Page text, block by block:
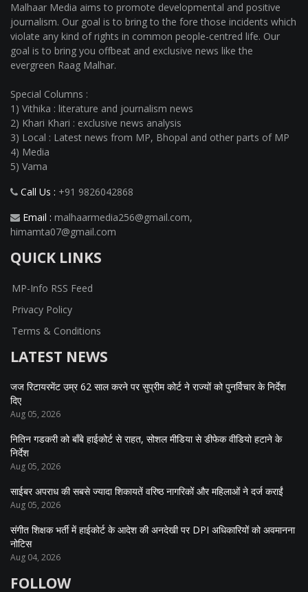
Malhaar Media aims to promote developmental and positive
journalism. Our goal is to bring to the fore those incidents which
violate any kind of rights in common people-centred life. Our
goal is to bring you offbeat and exclusive news like the
evergreen Raag Malhar.
Special Columns :
1) Vithika : literature and journalism news
2) Khari Khari : exclusive news analysis
3) Local : Latest news from MP, Bhopal and other parts of MP
4) Media
5) Vama
Call Us : +91 9826042868
Email : malhaarmedia256@gmail.com,
himamta07@gmail.com
QUICK LINKS
MP-Info RSS Feed
Privacy Policy
Terms & Conditions
LATEST NEWS
जज रिटायरमेंट उम्र 62 साल करने पर सुप्रीम कोर्ट ने राज्यों को पुनर्विचार के निर्देश
दिए
Aug 05, 2026
नितिन गडकरी को बॉंबे हाईकोर्ट से राहत, सोशल मीडिया से डीफेक वीडियो हटाने के
निर्देश
Aug 05, 2026
साईबर अपराध की सबसे ज्यादा शिकायतें वरिष्ठ नागरिकों और महिलाओं ने दर्ज कराईं
Aug 05, 2026
संगीत शिक्षक भर्ती में हाईकोर्ट के आदेश की अनदेखी पर DPI अधिकारियों को अवमानना
नोटिस
Aug 04, 2026
FOLLOW